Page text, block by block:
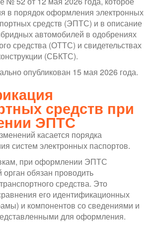
в порядок оформления электронных
средств (ЭПТС) и в описание
автомобилей в одобрениях
средства (ОТТС) и свидетельствах
(СБКТС).
опубликован 15 мая 2026 года.
средств при
ЭПТС
касается порядка
систем электронных паспортов.
при оформлении ЭПТС
обязан проводить
средства. Это
его идентификационных
и компонентов со сведениями и
для оформления.